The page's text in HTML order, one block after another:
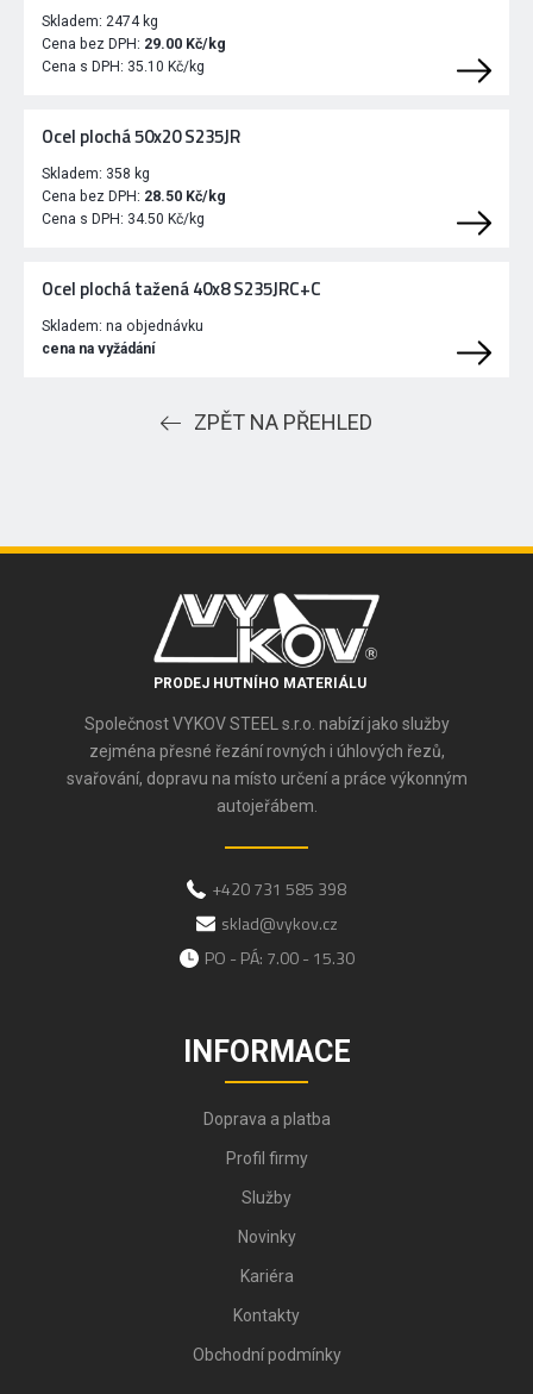
Skladem: 2474 kg
Cena bez DPH: 29.00 Kč/kg
Cena s DPH: 35.10 Kč/kg
Ocel plochá 50x20 S235JR
Skladem: 358 kg
Cena bez DPH: 28.50 Kč/kg
Cena s DPH: 34.50 Kč/kg
Ocel plochá tažená 40x8 S235JRC+C
Skladem: na objednávku
cena na vyžádání
ZPĚT NA PŘEHLED
PRODEJ HUTNÍHO MATERIÁLU
Společnost VYKOV STEEL s.r.o. nabízí jako služby
zejména přesné řezání rovných i úhlových řezů,
svařování, dopravu na místo určení a práce výkonným
autojeřábem.
+420 731 585 398
sklad@vykov.cz
PO - PÁ: 7.00 - 15.30
INFORMACE
Doprava a platba
Profil firmy
Služby
Novinky
Kariéra
Kontakty
Obchodní podmínky